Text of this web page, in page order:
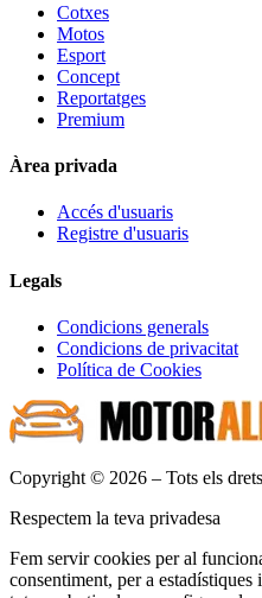
Cotxes
Motos
Esport
Concept
Reportatges
Premium
Àrea privada
Accés d'usuaris
Registre d'usuaris
Legals
Condicions generals
Condicions de privacitat
Política de Cookies
Copyright © 2026 – Tots els
Respectem la teva privadesa
Fem servir cookies per al
consentiment, per a